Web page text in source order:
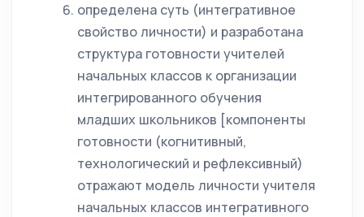
определена суть (интегративное
свойство личности) и разработана
структура готовности учителей
начальных классов к организации
интегрированного обучения
младших школьников [компоненты
готовности (когнитивный,
технологический и рефлексивный)
отражают модель личности учителя
начальных классов интегративного